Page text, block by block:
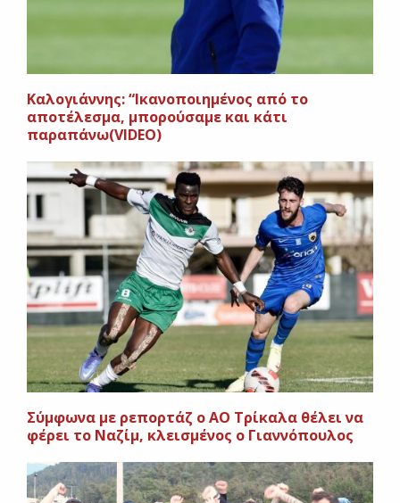
Καλογιάννης: “Ικανοποιημένος από το
αποτέλεσμα, μπορούσαμε και κάτι
παραπάνω(VIDEO)
Σύμφωνα με ρεπορτάζ ο ΑΟ Τρίκαλα θέλει να
φέρει το Ναζίμ, κλεισμένος ο Γιαννόπουλος